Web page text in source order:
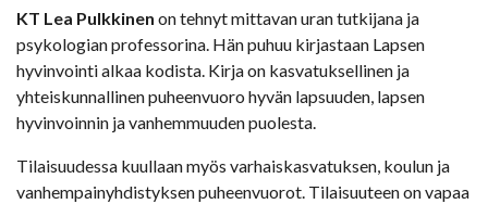
KT Lea Pulkkinen on tehnyt mittavan uran tutkijana ja
psykologian professorina. Hän puhuu kirjastaan Lapsen
hyvinvointi alkaa kodista. Kirja on kasvatuksellinen ja
yhteiskunnallinen puheenvuoro hyvän lapsuuden, lapsen
hyvinvoinnin ja vanhemmuuden puolesta.
Tilaisuudessa kuullaan myös varhaiskasvatuksen, koulun ja
vanhempainyhdistyksen puheenvuorot. Tilaisuuteen on vapaa